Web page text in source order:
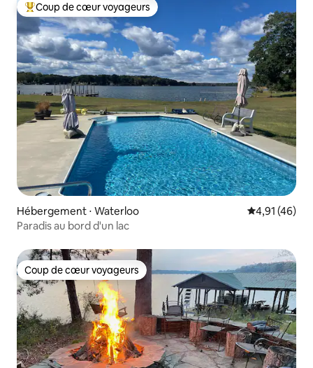
Coups de cœur voyageurs les plus appréciés
Coup de cœur voyageurs
Hébergement ⋅ Waterloo Évaluation
4,91 (46)
Paradis au bord d'un lac
Coup de cœur voyageurs
Coup de cœur voyageurs